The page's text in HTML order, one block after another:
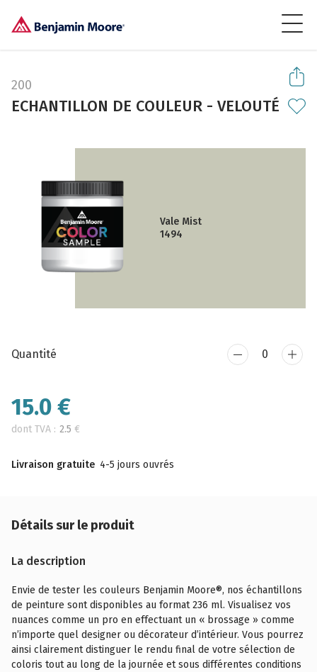
200
ECHANTILLON DE COULEUR - VELOUTÉ
Vale Mist
1494
Quantité
15.0 €
dont TVA : 2.5 €
Livraison gratuite 4-5 jours ouvrés
Détails sur le produit
La description
Envie de tester les couleurs Benjamin Moore®, nos échantillons
de peinture sont disponibles au format 236 ml. Visualisez vos
nuances comme un pro en effectuant un « brossage » comme
n’importe quel designer ou décorateur d’intérieur. Vous pourrez
ainsi clairement distinguer le rendu final de votre sélection de
coloris tout au long de la journée et sous différentes conditions